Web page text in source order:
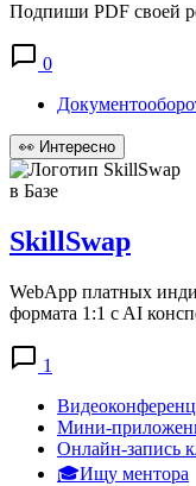
Подпиши PDF своей
0
👀 Интересно
в Базе
SkillSwap
WebApp платных
формата 1:1 c AI
1
Мини-
Онлайн-запись
🎓Ищу ментора